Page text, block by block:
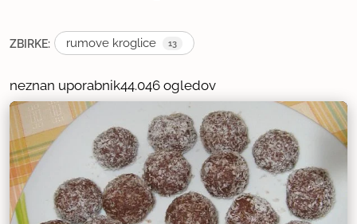
ZBIRKE: rumove kroglice 13
neznan uporabnik44.046 ogledov